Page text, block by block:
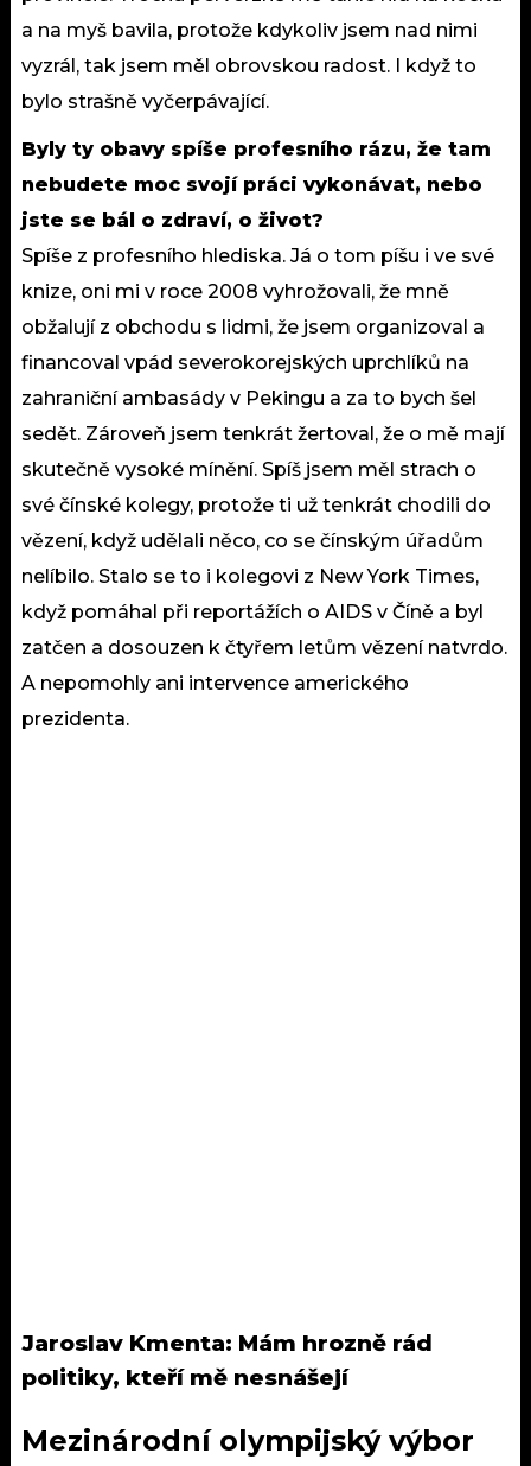
a na myš bavila, protože kdykoliv jsem nad nimi
vyzrál, tak jsem měl obrovskou radost. I když to
bylo strašně vyčerpávající.
Byly ty obavy spíše profesního rázu, že tam
nebudete moc svojí práci vykonávat, nebo
jste se bál o zdraví, o život?
Spíše z profesního hlediska. Já o tom píšu i ve své
knize, oni mi v roce 2008 vyhrožovali, že mně
obžalují z obchodu s lidmi, že jsem organizoval a
financoval vpád severokorejských uprchlíků na
zahraniční ambasády v Pekingu a za to bych šel
sedět. Zároveň jsem tenkrát žertoval, že o mě mají
skutečně vysoké mínění. Spíš jsem měl strach o
své čínské kolegy, protože ti už tenkrát chodili do
vězení, když udělali něco, co se čínským úřadům
nelíbilo. Stalo se to i kolegovi z New York Times,
když pomáhal při reportážích o AIDS v Číně a byl
zatčen a dosouzen k čtyřem letům vězení natvrdo.
A nepomohly ani intervence amerického
prezidenta.
Jaroslav Kmenta: Mám hrozně rád
politiky, kteří mě nesnášejí
Mezinárodní olympijský výbor